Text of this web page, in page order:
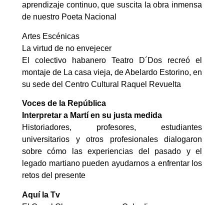
aprendizaje continuo, que suscita la obra inmensa
de nuestro Poeta Nacional
Artes Escénicas
La virtud de no envejecer
El colectivo habanero Teatro D´Dos recreó el
montaje de La casa vieja, de Abelardo Estorino, en
su sede del Centro Cultural Raquel Revuelta
Voces de la República
Interpretar a Martí en su justa medida
Historiadores, profesores, estudiantes
universitarios y otros profesionales dialogaron
sobre cómo las experiencias del pasado y el
legado martiano pueden ayudarnos a enfrentar los
retos del presente
Aquí la Tv